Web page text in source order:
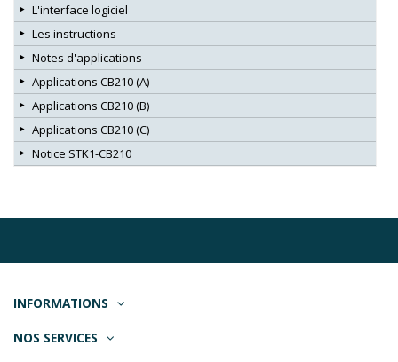
L'interface logiciel
Les instructions
Notes d'applications
Applications CB210 (A)
Applications CB210 (B)
Applications CB210 (C)
Notice STK1-CB210
INFORMATIONS
NOS SERVICES